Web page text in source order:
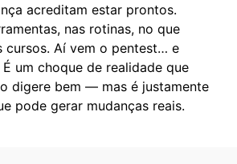
acreditam estar prontos.
nas rotinas, no que
cursos. Aí vem o pentest… e
um choque de realidade que
digere bem — mas é justamente
pode gerar mudanças reais.